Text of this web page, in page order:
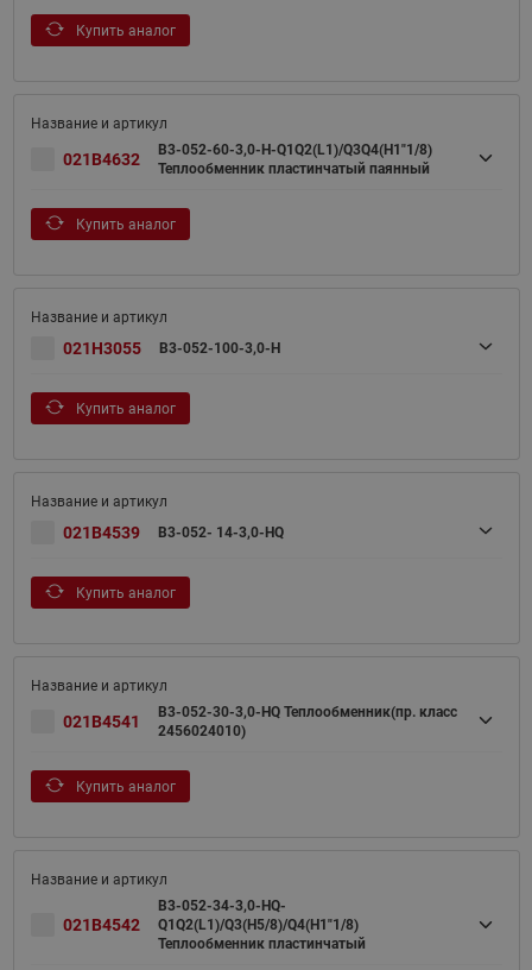
Купить аналог
021B4632
B3-052-60-3,0-H-Q1Q2(L1)/Q3Q4(H1"1/8)
Теплообменник пластинчатый паянный
Купить аналог
021H3055 B3-052-100-3,0-H
Купить аналог
021B4539 B3-052- 14-3,0-HQ
Купить аналог
021B4541
B3-052-30-3,0-HQ Теплообменник(пр. класс
2456024010)
Купить аналог
021B4542
B3-052-34-3,0-HQ-
Q1Q2(L1)/Q3(H5/8)/Q4(H1"1/8)
Теплообменник пластинчатый